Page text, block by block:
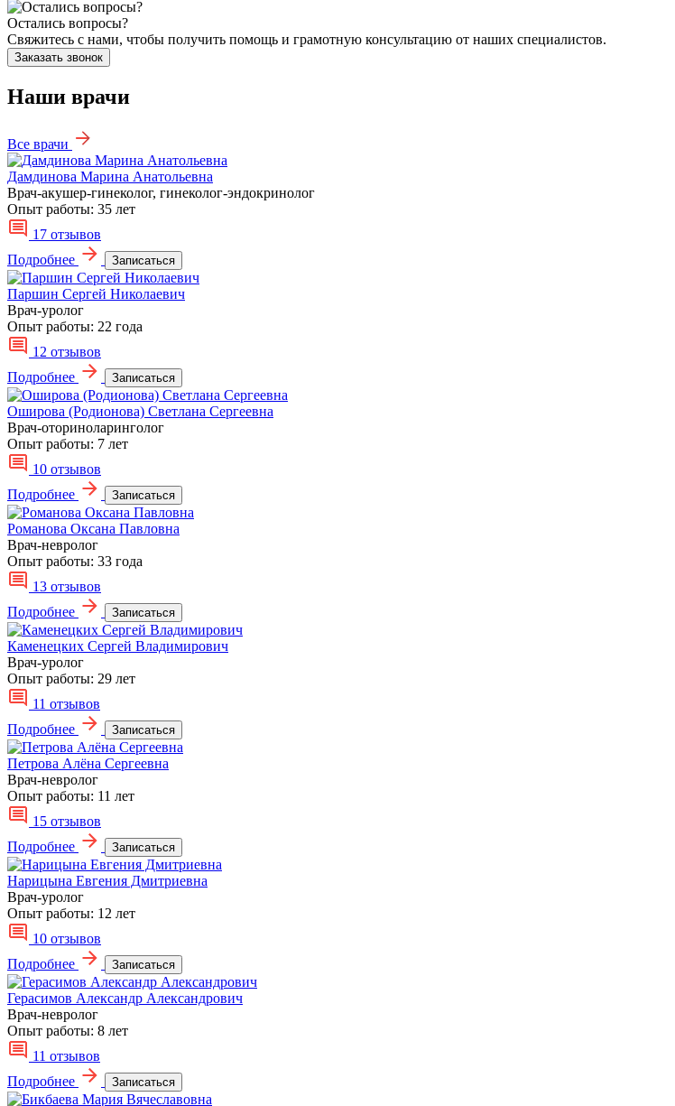
Остались вопросы?
Свяжитесь с нами, чтобы получить помощь и грамотную консультацию от наших специалистов.
Заказать звонок
Наши врачи
Все врачи
Дамдинова Марина Анатольевна
Врач-акушер-гинеколог, гинеколог-эндокринолог
Опыт работы: 35 лет
17 отзывов
Подробнее
Записаться
Паршин Сергей Николаевич
Врач-уролог
Опыт работы: 22 года
12 отзывов
Подробнее
Записаться
Оширова (Родионова) Светлана Сергеевна
Врач-оториноларинголог
Опыт работы: 7 лет
10 отзывов
Подробнее
Записаться
Романова Оксана Павловна
Врач-невролог
Опыт работы: 33 года
13 отзывов
Подробнее
Записаться
Каменецких Сергей Владимирович
Врач-уролог
Опыт работы: 29 лет
11 отзывов
Подробнее
Записаться
Петрова Алёна Сергеевна
Врач-невролог
Опыт работы: 11 лет
15 отзывов
Подробнее
Записаться
Нарицына Евгения Дмитриевна
Врач-уролог
Опыт работы: 12 лет
10 отзывов
Подробнее
Записаться
Герасимов Александр Александрович
Врач-невролог
Опыт работы: 8 лет
11 отзывов
Подробнее
Записаться